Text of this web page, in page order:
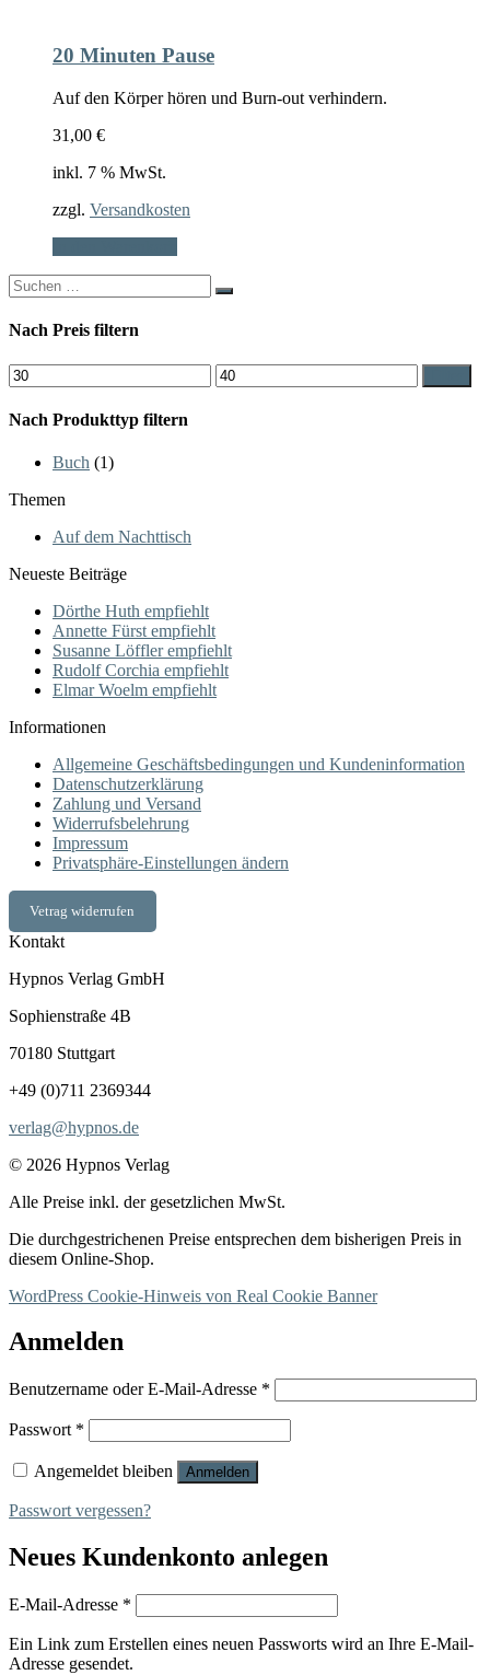
20 Minuten Pause
Auf den Körper hören und Burn-out verhindern.
31,00 €
inkl. 7 % MwSt.
zzgl. Versandkosten
Search
for:
Nach Preis filtern
Min.
Preis
Max.
Preis
Nach Produkttyp filtern
Buch (1)
Themen
Auf dem Nachttisch
Neueste Beiträge
Dörthe Huth empfiehlt
Annette Fürst empfiehlt
Susanne Löffler empfiehlt
Rudolf Corchia empfiehlt
Elmar Woelm empfiehlt
Informationen
Allgemeine Geschäftsbedingungen und Kundeninformation
Datenschutzerklärung
Zahlung und Versand
Widerrufsbelehrung
Impressum
Privatsphäre-Einstellungen ändern
Vetrag widerrufen
Kontakt
Hypnos Verlag GmbH
Sophienstraße 4B
70180 Stuttgart
+49 (0)711 2369344
verlag@hypnos.de
© 2026 Hypnos Verlag
Alle Preise inkl. der gesetzlichen MwSt.
Die durchgestrichenen Preise entsprechen dem bisherigen Preis in
diesem Online-Shop.
WordPress Cookie-Hinweis von Real Cookie Banner
Anmelden
Benutzername oder E-Mail-Adresse *
Passwort *
Angemeldet bleiben Anmelden
Passwort vergessen?
Neues Kundenkonto anlegen
E-Mail-Adresse *
Ein Link zum Erstellen eines neuen Passworts wird an Ihre E-Mail-
Adresse gesendet.